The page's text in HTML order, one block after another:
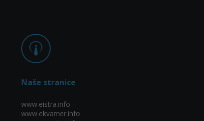
Naše stranice
www.eistra.info
www.ekvarner.info